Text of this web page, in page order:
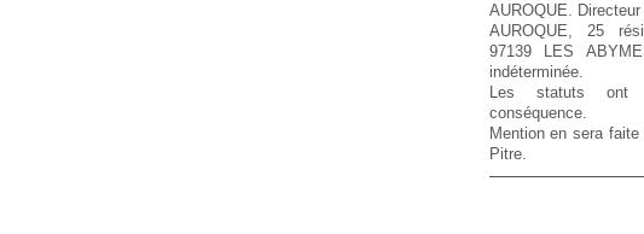
AUROQUE.
AUROQUE, 25
97139 LES
indéterminée.
Les statuts ont
conséquence.
Mention en sera
Pitre.